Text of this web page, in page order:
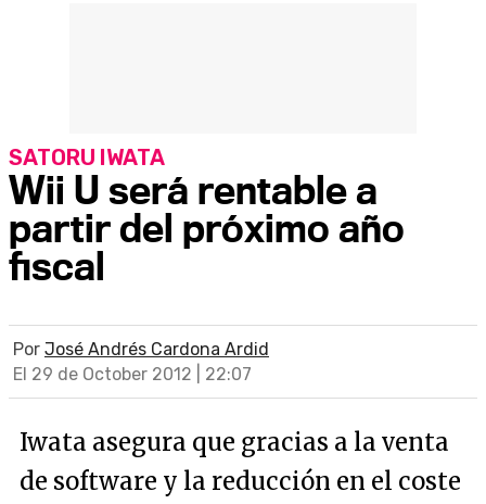
Wii U será rentable a
partir del próximo año
fiscal
SATORU IWATA
Por José Andrés Cardona Ardid
El 29 de October 2012 | 22:07
Iwata asegura que gracias a la venta
de software y la reducción en el coste